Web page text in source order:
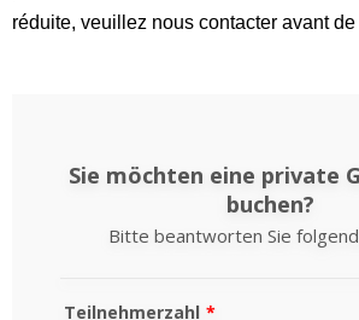
réduite, veuillez nous contacter avant de